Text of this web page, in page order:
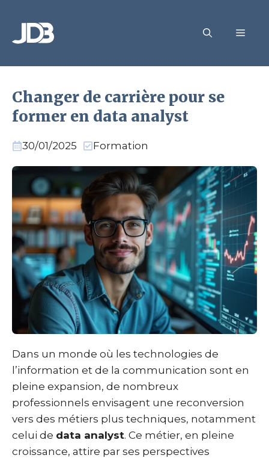
contenu
Changer de carrière pour se
former en data analyst
30/01/2025 Formation
Dans un monde où les technologies de
l’information et de la communication sont en
pleine expansion, de nombreux
professionnels envisagent une reconversion
vers des métiers plus techniques, notamment
celui de data analyst. Ce métier, en pleine
croissance, attire par ses perspectives